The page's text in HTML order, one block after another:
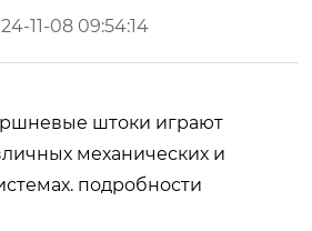
11-08 09:54:14
штоки играют
механических и
подробности